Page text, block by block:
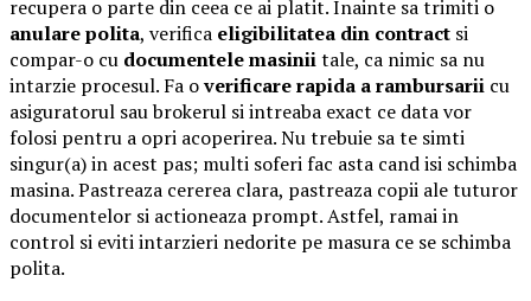
recupera o parte din ceea ce ai platit. Inainte sa trimiti o
anulare polita, verifica eligibilitatea din contract si
compar-o cu documentele masiniitale, ca nimic sa nu
intarzie procesul. Fa overificare rapida a rambursarii cu
asiguratorul sau brokerul si intreaba exact ce data vor
folosi pentru a opri acoperirea. Nu trebuie sa te simti
singur(a) in acest pas; multi soferi fac asta cand isi schimba
masina. Pastreaza cererea clara, pastreaza copii ale tuturor
documentelor si actioneaza prompt. Astfel, ramai in
control si eviti intarzieri nedorite pe masura ce se schimba
polita.